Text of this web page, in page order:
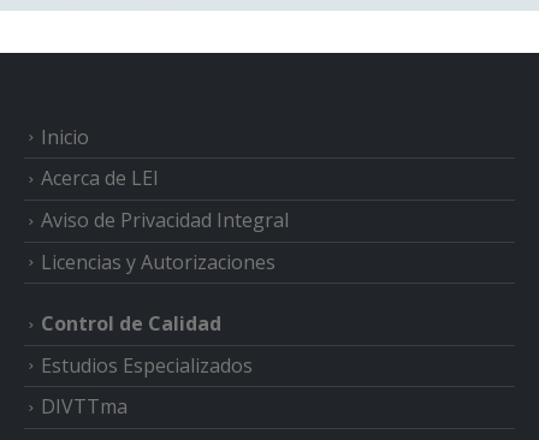
Inicio
Acerca de LEI
Aviso de Privacidad Integral
Licencias y Autorizaciones
Control de Calidad
Estudios Especializados
DIVTTma